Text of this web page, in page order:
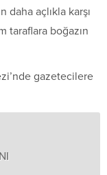
daha açlıkla karşı
taraflara boğazın
gazetecilere